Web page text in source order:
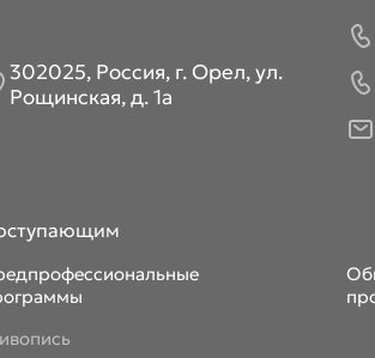
302025, Россия, г. Орел, ул.
Рощинская, д. 1а